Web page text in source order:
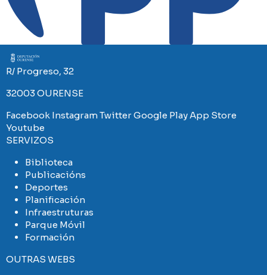
Imaxe
R/ Progreso, 32
32003 OURENSE
Facebook InstagramTwitterGoogle PlayApp Store
Youtube
SERVIZOS
Biblioteca
Publicacións
Deportes
Planificación
Infraestruturas
Parque Móvil
Formación
OUTRAS WEBS